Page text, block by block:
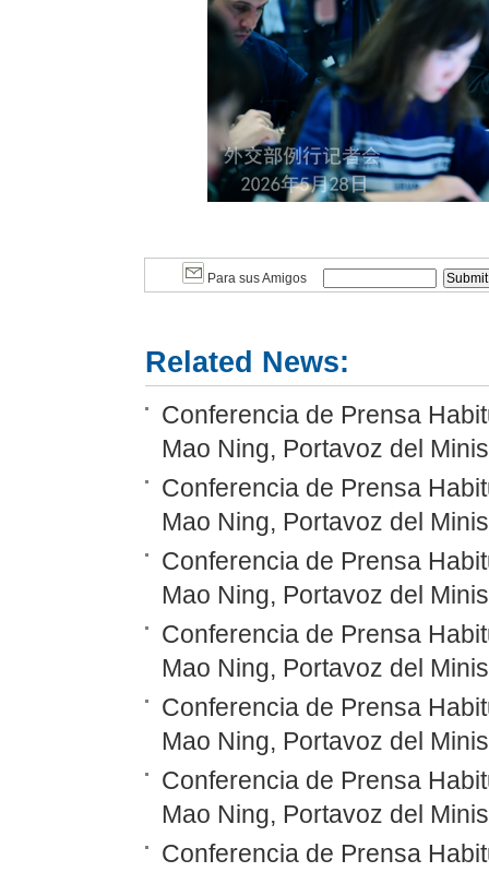
Para sus Amigos
Related News:
Conferencia de Prensa
Mao Ning, Portavoz del
Conferencia de Prensa
Mao Ning, Portavoz del
Conferencia de Prensa
Mao Ning, Portavoz del
Conferencia de Prensa
Mao Ning, Portavoz del
Conferencia de Prensa
Mao Ning, Portavoz del
Conferencia de Prensa
Mao Ning, Portavoz del
Conferencia de Prensa